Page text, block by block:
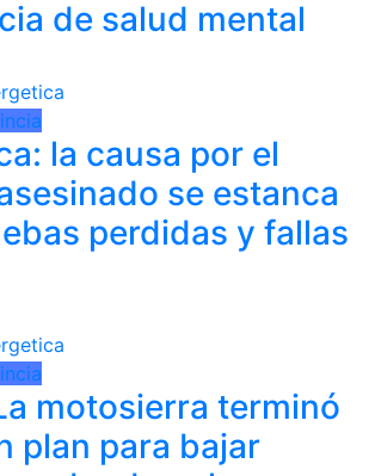
de salud mental
la causa por el
se estanca
perdidas y fallas
motosierra terminó
plan para bajar